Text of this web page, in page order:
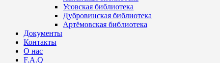
Усовская библиотека
Дубровинская библиотека
Артёмовская библиотека
Документы
Контакты
О нас
F.A.Q